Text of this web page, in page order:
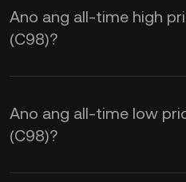
time na USD price
Coin98 (C98). Ang
ang KuCoin
ng mga real-time na
exchange rate.
Ano ang all-time high
(C98)?
Ano ang all-time low
(C98)?